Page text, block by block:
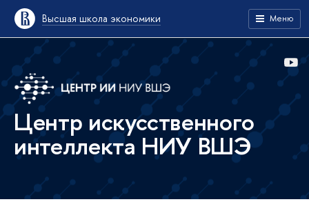
Высшая школа экономики Меню
Центр искусственного
интеллекта НИУ ВШЭ